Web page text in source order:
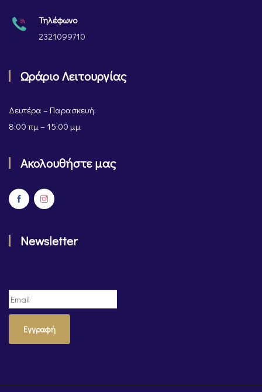
Τηλέφωνο
2321099710
Ωράριο Λειτουργίας
Δευτέρα – Παρασκευή:
8:00 πμ – 15:00 μμ
Ακολουθήστε μας
Newsletter
Εγγραφή